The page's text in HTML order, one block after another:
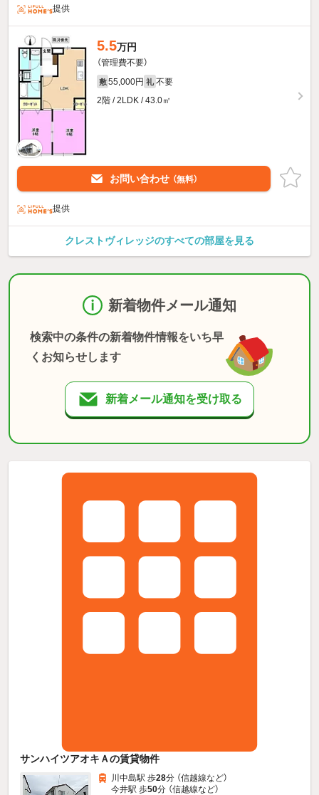
提供
5.5万円
（管理費不要）
敷 55,000円 礼 不要
2階 / 2LDK / 43.0㎡
お問い合わせ （無料）
提供
クレストヴィレッジのすべての部屋を見る
新着物件メール通知
検索中の条件の新着物件情報をいち早
くお知らせします
新着メール通知を受け取る
サンハイツアオキＡの賃貸物件
川中島駅 歩28分 （信越線など）
今井駅 歩50分 （信越線など）